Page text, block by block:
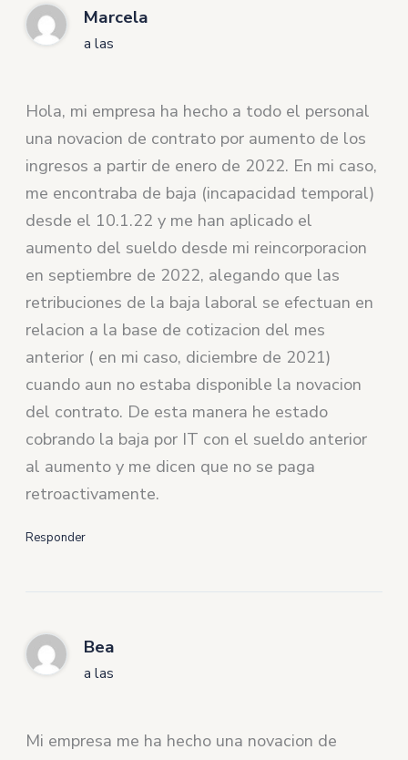
Marcela
a las
Hola, mi empresa ha hecho a todo el personal
una novacion de contrato por aumento de los
ingresos a partir de enero de 2022. En mi caso,
me encontraba de baja (incapacidad temporal)
desde el 10.1.22 y me han aplicado el
aumento del sueldo desde mi reincorporacion
en septiembre de 2022, alegando que las
retribuciones de la baja laboral se efectuan en
relacion a la base de cotizacion del mes
anterior ( en mi caso, diciembre de 2021)
cuando aun no estaba disponible la novacion
del contrato. De esta manera he estado
cobrando la baja por IT con el sueldo anterior
al aumento y me dicen que no se paga
retroactivamente.
Responder
Bea
a las
Mi empresa me ha hecho una novacion de